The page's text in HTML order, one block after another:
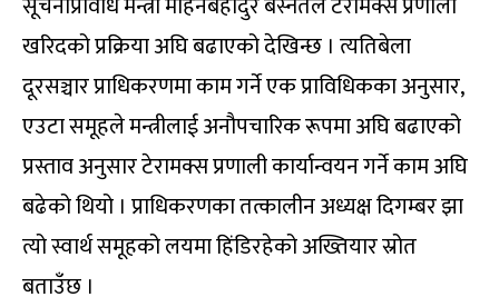
खरिदको प्रक्रिया अघि बढाएको देखिन्छ । त्यतिबेला
दूरसञ्चार प्राधिकरणमा काम गर्ने एक प्राविधिकका अनुसार,
एउटा समूहले मन्त्रीलाई अनौपचारिक रूपमा अघि बढाएको
प्रस्ताव अनुसार टेरामक्स प्रणाली कार्यान्वयन गर्ने काम अघि
बढेको थियो । प्राधिकरणका तत्कालीन अध्यक्ष दिगम्बर झा
त्यो स्वार्थ समूहको लयमा हिंडिरहेको अख्तियार स्रोत
बताउँछ ।